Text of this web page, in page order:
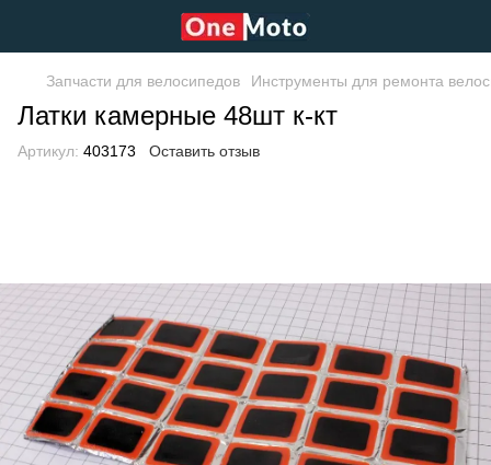
Запчасти для велосипедов Инструменты для ремонта
Латки камерные 48шт к-кт
Артикул: 403173 Оставить отзыв